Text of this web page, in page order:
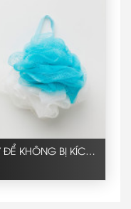
ĐỂ KHÔNG BỊ KÍCH